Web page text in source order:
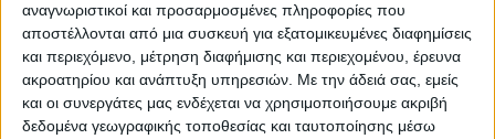
αναγνωριστικοί και προσαρμοσμένες πληροφορίες που
αποστέλλονται από μια συσκευή για εξατομικευμένες διαφημίσεις
και περιεχόμενο, μέτρηση διαφήμισης και περιεχομένου, έρευνα
ακροατηρίου και ανάπτυξη υπηρεσιών. Με την άδειά σας, εμείς
και οι συνεργάτες μας ενδέχεται να χρησιμοποιήσουμε ακριβή
δεδομένα γεωγραφικής τοποθεσίας και ταυτοποίησης μέσω